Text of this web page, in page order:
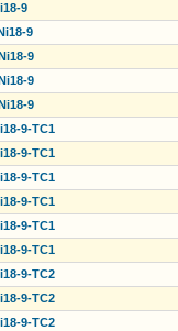
9
9
9
9
9
9-TC1
9-TC1
9-TC1
9-TC1
9-TC1
9-TC1
9-TC2
9-TC2
9-TC2